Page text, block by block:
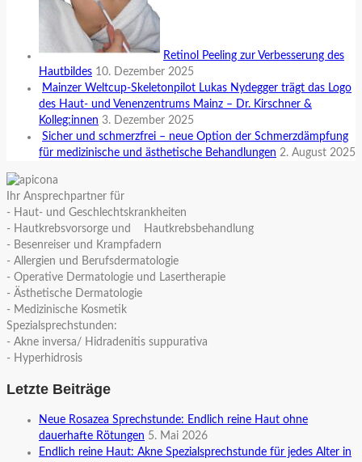
Retinol Peeling zur Verbesserung des
Hautbildes 10. Dezember 2025
Mainzer Weltcup-Skeletonpilot Lukas Nydegger trägt das Logo
des Haut- und Venenzentrums Mainz – Dr. Kirschner &
Kolleg:innen 3. Dezember 2025
Sicher und schmerzfrei – neue Option der Schmerzdämpfung
für medizinische und ästhetische Behandlungen 2. August 2025
Ihr Ansprechpartner für
- Haut- und Geschlechtskrankheiten
- Hautkrebsvorsorge und Hautkrebsbehandlung
- Besenreiser und Krampfadern
- Allergien und Berufsdermatologie
- Operative Dermatologie und Lasertherapie
- Ästhetische Dermatologie
- Medizinische Kosmetik
Spezialsprechstunden:
- Akne inversa/ Hidradenitis suppurativa
- Hyperhidrosis
Letzte Beiträge
Neue Rosazea Sprechstunde: Endlich reine Haut ohne
dauerhafte Rötungen 5. Mai 2026
Endlich reine Haut: Akne Spezialsprechstunde für jedes Alter in